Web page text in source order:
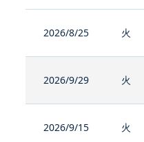
2026/8/25 火
2026/9/29 火
2026/9/15 火